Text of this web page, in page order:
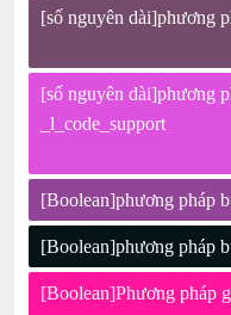
[số nguyên dài]phương
[số nguyên dài]phương
_l_code_support
[Boolean]phương pháp
[Boolean]phương pháp
[Boolean]Phương pháp